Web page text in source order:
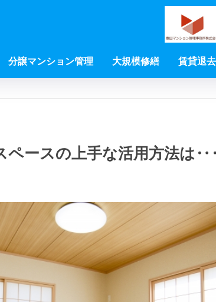
分譲マンション管理 大規模修繕 賃貸退去
ペースの上手な活用方法は